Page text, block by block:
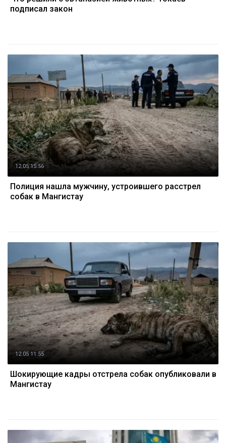
подписал закон
12.05 15:56
Полиция нашла мужчину, устроившего расстрел
собак в Мангистау
12.05 11:55
Шокирующие кадры отстрела собак опубликовали в
Мангистау